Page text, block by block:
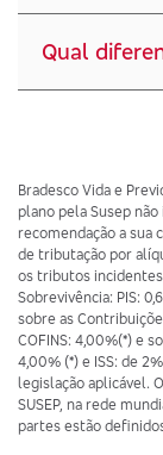
Qual
Bradesco Vida e
plano pela Susep
recomendação a sua
de tributação por
os tributos
Sobrevivência: PIS:
sobre as
COFINS: 4,00%(*) e
4,00% (*) e ISS: de
legislação aplicável.
SUSEP, na rede
partes estão